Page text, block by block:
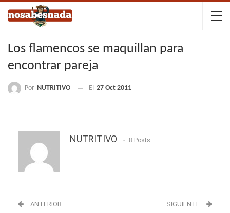
Los flamencos se maquillan para
encontrar pareja
Por NUTRITIVO El 27 Oct 2011
NUTRITIVO 8 Posts
ANTERIOR SIGUIENTE